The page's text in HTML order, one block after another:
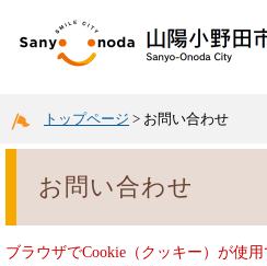
トップページ > お問い合わせ
お問い合わせ
ブラウザでCookie（クッキー）が使